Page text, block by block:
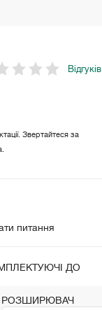
Відгуків
Звертайтеся за
питання
ДО
РОЗШИРЮВАЧ